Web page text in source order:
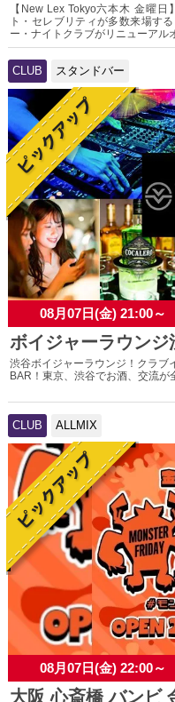
【New Lex Tokyo六本木 金曜
ト・セレブリティが多数来場す
ー・ナイトクラブがリニューアル
CLUB スタンドバー
08月07日(金) 21:00～
ボイジャーラウンジ
渋谷ボイジャーラウンジ！クラブ
BAR！東京、渋谷でお酒、交流
CLUB ALLMIX
08月07日(金) 22:00～
大阪 心斎橋 バンビ